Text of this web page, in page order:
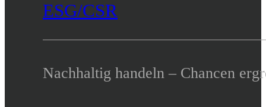
ESG/CSR
Nachhaltig handeln – Chancen